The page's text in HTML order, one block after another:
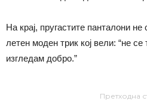
На крај, пругастите панталони
летен моден трик кој вели: “не
изгледам добро.”
Претходна